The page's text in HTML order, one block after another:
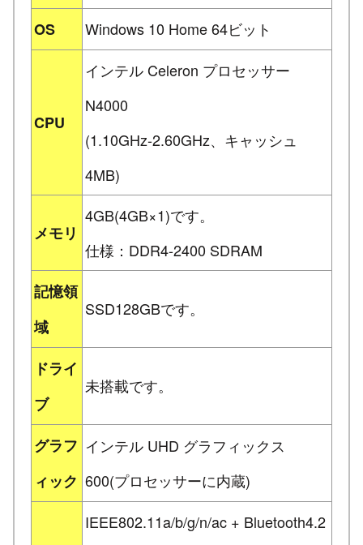
OS
Windows 10 Home 64ビット
CPU
インテル Celeron プロセッサー
N4000
(1.10GHz-2.60GHz、キャッシュ
4MB)
メモリ
4GB(4GB×1)です。
仕様：DDR4-2400 SDRAM
記憶領
域
SSD128GBです。
ドライ
ブ
未搭載です。
グラフ
ィック
インテル UHD グラフィックス
600(プロセッサーに内蔵)
IEEE802.11a/b/g/n/ac + Bluetooth4.2